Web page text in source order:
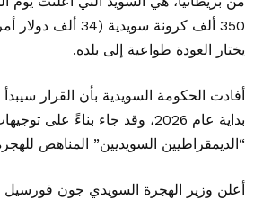
350 ألف كرونة سويدية
يختار العودة طواعية إلى بلده.
أفادت الحكومة السويدية بأن القرار
بداية عام 2026، وقد جاء بناءً
“الديمقراطيين السويديين” المناهض
أعلن وزير الهجرة السويدي جون